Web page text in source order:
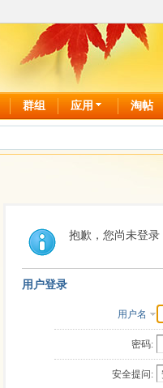
群组 应用 淘帖
抱歉，您尚未登
用户登录
用户名
密码:
安全提问: